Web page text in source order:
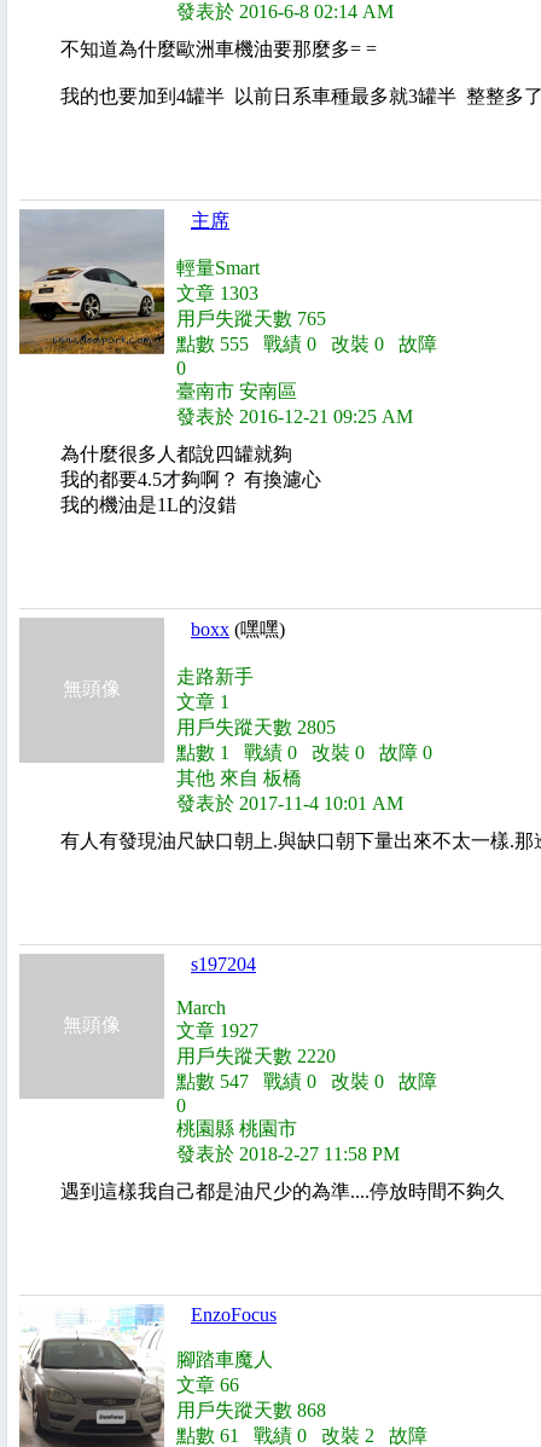
發表於 2016-6-8 02:14 AM
不知道為什麼歐洲車機油要那麼多= =
我的也要加到4罐半 以前日系車種最多就3罐半 整整多
主席
輕量Smart
文章 1303
用戶失蹤天數 765
點數 555 戰績 0 改裝 0 故障
0
臺南市 安南區
發表於 2016-12-21 09:25 AM
為什麼很多人都說四罐就夠
我的都要4.5才夠啊？ 有換濾心
我的機油是1L的沒錯
無頭像
boxx (嘿嘿)
走路新手
文章 1
用戶失蹤天數 2805
點數 1 戰績 0 改裝 0 故障 0
其他 來自 板橋
發表於 2017-11-4 10:01 AM
有人有發現油尺缺口朝上.與缺口朝下量出來不太一樣.那
無頭像
s197204
March
文章 1927
用戶失蹤天數 2220
點數 547 戰績 0 改裝 0 故障
0
桃園縣 桃園市
發表於 2018-2-27 11:58 PM
遇到這樣我自己都是油尺少的為準....停放時間不夠久
EnzoFocus
腳踏車魔人
文章 66
用戶失蹤天數 868
點數 61 戰績 0 改裝 2 故障